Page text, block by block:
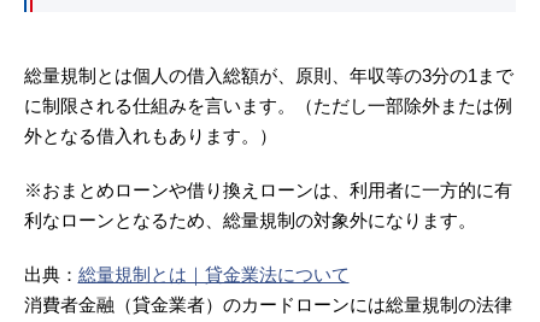
総量規制とは個人の借入総額が、原則、年収等の3分の1まで
に制限される仕組みを言います。（ただし一部除外または例
外となる借入れもあります。）
※おまとめローンや借り換えローンは、利用者に一方的に有
利なローンとなるため、総量規制の対象外になります。
出典： 総量規制とは｜貸金業法について
消費者金融（貸金業者）のカードローンには総量規制の法律